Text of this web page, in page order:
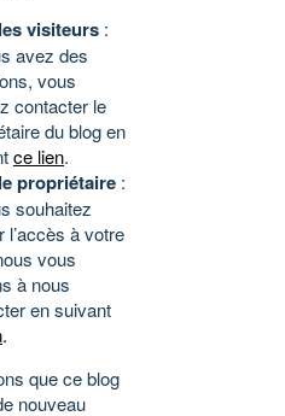
visiteurs :
avez des
vous
contacter le
du blog en
ce lien.
propriétaire :
souhaitez
l’accès à votre
vous
à nous
en suivant
.
que ce blog
nouveau